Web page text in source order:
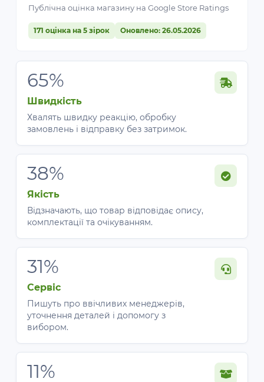
Публічна оцінка магазину на Google Store Ratings
171 оцінка на 5 зірок Оновлено: 26.05.2026
65%
Швидкість
Хвалять швидку реакцію, обробку
замовлень і відправку без затримок.
38%
Якість
Відзначають, що товар відповідає опису,
комплектації та очікуванням.
31%
Сервіс
Пишуть про ввічливих менеджерів,
уточнення деталей і допомогу з
вибором.
11%